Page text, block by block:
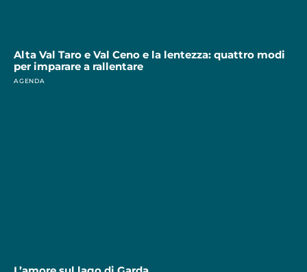
Alta Val Taro e Val Ceno e la lentezza: quattro modi
per imparare a rallentare
AGENDA